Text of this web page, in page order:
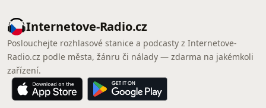
Internetove-Radio.cz
Poslouchejte rozhlasové stanice a podcasty z Internetove-
Radio.cz podle města, žánru či nálady — zdarma na jakémkoli
zařízení.